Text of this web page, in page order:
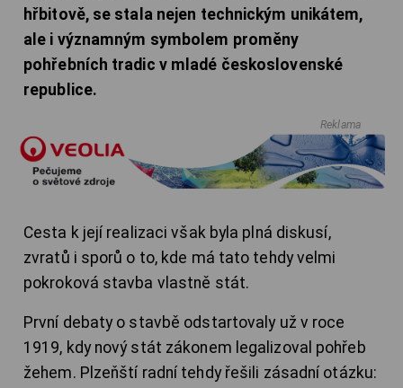
hřbitově, se stala nejen technickým unikátem,
ale i významným symbolem proměny
pohřebních tradic v mladé československé
republice.
Reklama
Cesta k její realizaci však byla plná diskusí,
zvratů i sporů o to, kde má tato tehdy velmi
pokroková stavba vlastně stát.
První debaty o stavbě odstartovaly už v roce
1919, kdy nový stát zákonem legalizoval pohřeb
žehem. Plzeňští radní tehdy řešili zásadní otázku: